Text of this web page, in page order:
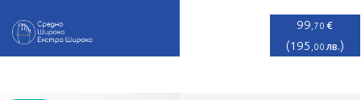
99 ,70 €
(195 ,00 лв.)